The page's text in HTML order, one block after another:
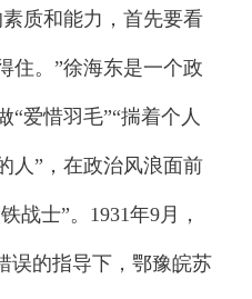
质和能力，首先要看
住。”徐海东是一个政
“爱惜羽毛”“揣着个人
人”，在政治风浪面前
战士”。1931年9月，
误的指导下，鄂豫皖苏